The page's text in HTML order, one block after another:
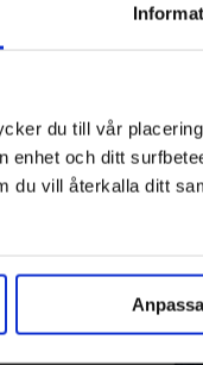
du till vår
enhet och ditt
du vill återkalla ditt